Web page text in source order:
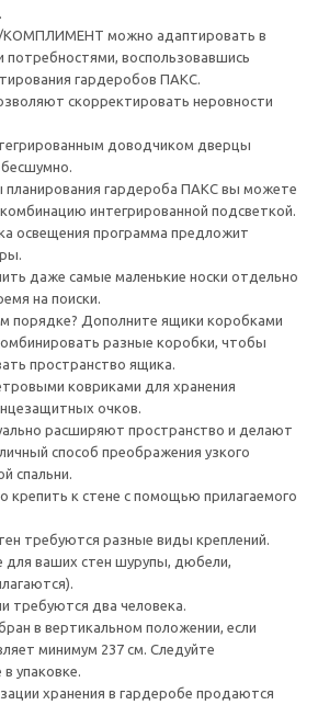
можно адаптировать в
потребностями, воспользовавшись
гардеробов ПАКС.
скорректировать неровности
доводчиком дверцы
гардероба ПАКС вы можете
интегрированной подсветкой.
освещения программа предложит
даже самые маленькие носки отдельно
на поиски.
порядке? Дополните ящики коробками
разные коробки, чтобы
пространство ящика.
ковриками для хранения
очков.
расширяют пространство и делают
способ преображения узкого
спальни.
крепить к стене с помощью прилагаемого
требуются разные виды креплений.
ваших стен шурупы, дюбели,
требуются два человека.
в вертикальном положении, если
минимум 237 см. Следуйте
упаковке.
хранения в гардеробе продаются